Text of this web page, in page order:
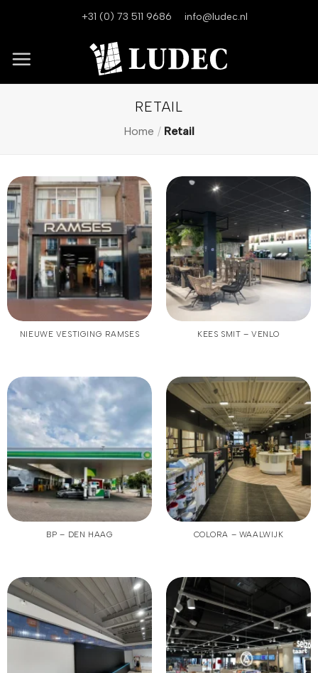
+31 (0) 73 511 9686 info@ludec.nl
RETAIL
Home / Retail
NIEUWE VESTIGING RAMSES KEES SMIT – VENLO
BP – DEN HAAG COLORA – WAALWIJK